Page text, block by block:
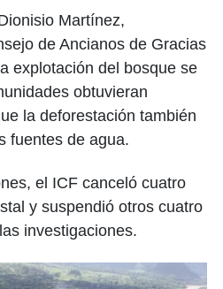
Martínez,
de Ancianos de Gracias
explotación del bosque se
obtuvieran
la deforestación también
fuentes de agua.
el ICF canceló cuatro
y suspendió otros cuatro
investigaciones.